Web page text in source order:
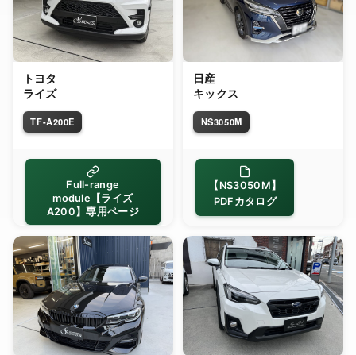
トヨタ
ライズ
TF-A200E
Full-range
module【ライズ
A200】専用ページ
日産
キックス
NS3050M
【NS3050M】
PDFカタログ